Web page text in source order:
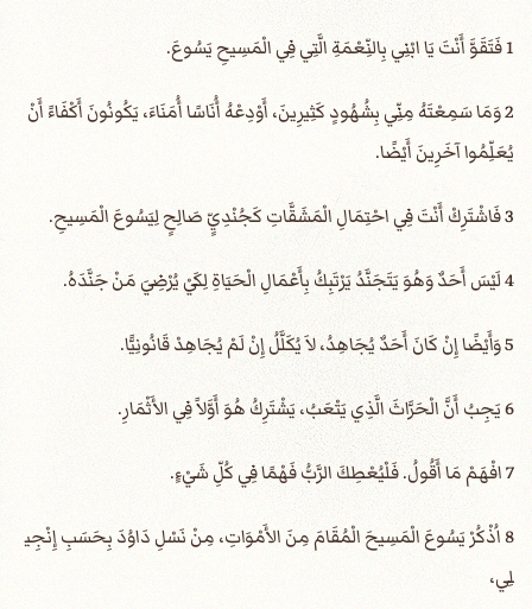
1 فَتَقَوَّ أَنْتَ يَا ابْنِي بِالنِّعْمَةِ الَّتِي فِي الْمَسِيحِ يَسُوعَ.
2 وَمَا سَمِعْتَهُ مِنِّي بِشُهُودٍ كَثِيرِينَ، أَوْدِعْهُ أُنَاسًا أُمَنَاءَ، يَكُونُونَ أَكْفَاءً أَنْ
يُعَلِّمُوا آخَرِينَ أَيْضًا.
3 فَاشْتَرِكْ أَنْتَ فِي احْتِمَالِ الْمَشَقَّاتِ كَجُنْدِيٍّ صَالِحٍ لِيَسُوعَ الْمَسِيحِ.
4 لَيْسَ أَحَدٌ وَهُوَ يَتَجَنَّدُ يَرْتَبِكُ بِأَعْمَالِ الْحَيَاةِ لِكَيْ يُرْضِيَ مَنْ جَنَّدَهُ.
5 وَأَيْضًا إِنْ كَانَ أَحَدٌ يُجَاهِدُ، لاَ يُكَلَّلُ إِنْ لَمْ يُجَاهِدْ قَانُونِيًّا.
6 يَجِبُ أَنَّ الْحَرَّاثَ الَّذِي يَتْعَبُ، يَشْتَرِكُ هُوَ أَوَّلاً فِي الأَثْمَارِ.
7 افْهَمْ مَا أَقُولُ. فَلْيُعْطِكَ الرَّبُّ فَهْمًا فِي كُلِّ شَيْءٍ.
8 اُذْكُرْ يَسُوعَ الْمَسِيحَ الْمُقَامَ مِنَ الأَمْوَاتِ، مِنْ نَسْلِ دَاوُدَ بِحَسَبِ إِنْجِي
لِي،